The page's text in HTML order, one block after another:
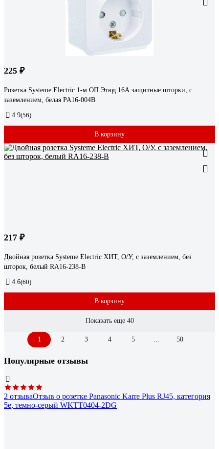
225 ₽
Розетка Systeme Electric 1-м ОП Этюд 16А защитные шторки, с
заземлением, белая PA16-004B
4.9(56)
В корзину
217 ₽
Двойная розетка Systeme Electric ХИТ, О/У, с заземлением, без
шторок, белый RA16-238-B
4.6(60)
В корзину
Показать еще 40
1 2 3 4 5 ... 50
Популярные отзывы
2 отзываОтзыв о розетке Panasonic Karre Plus RJ45, категория
5e, темно-серый WKTT0404-2DG